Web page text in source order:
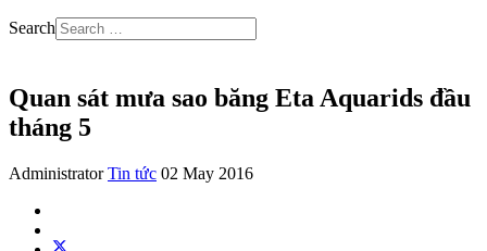
Search
Quan sát mưa sao băng Eta Aquarids đầu
tháng 5
Administrator Tin tức 02 May 2016